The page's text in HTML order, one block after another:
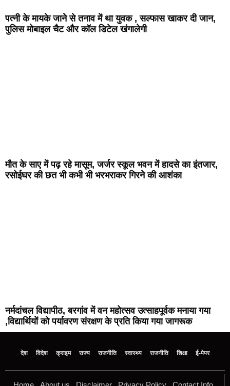
पत्नी के मायके जाने से तनाव में था युवक , सल्फास खाकर दी जान,
पुलिस मोबाइल चैट और कॉल डिटेल खंगालेगी
मौत के साए में पढ़ रहे मासूम, जर्जर स्कूल भवन में हादसे का इंतजार,
रसोईघर की छत भी कभी भी भरभराकर गिरने की आशंका
नर्मदांचल विद्यापीठ, बरगांव में वन महोत्सव उत्साहपूर्वक मनाया गया
,विद्यार्थियों को पर्यावरण संरक्षण के प्रति किया गया जागरूक
देश विदेश क्राइम राज्य राजनीति स्वास्थ्य राजनीति शिक्षा ई-पेपर